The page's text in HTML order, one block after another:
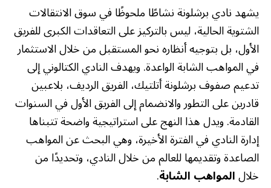
يشهد نادي برشلونة نشاطًا ملحوظًا في سوق الانتقالات
الشتوية الحالية، ليس بالتركيز على التعاقدات الكبرى للفريق
الأول، بل بتوجيه أنظاره نحو المستقبل من خلال الاستثمار
في المواهب الشابة الواعدة. ويهدف النادي الكتالوني إلى
تدعيم صفوف برشلونة أتلتيك، الفريق الرديف، بلاعبين
قادرين على التطور والانضمام إلى الفريق الأول في السنوات
القادمة. ويدل هذا النهج على استراتيجية واضحة تتبناها
إدارة النادي في الفترة الأخيرة، وهي البحث عن المواهب
الصاعدة وتقديمها للعالم من خلال النادي، وتحديدًا من
خلالالمواهب الشابة.